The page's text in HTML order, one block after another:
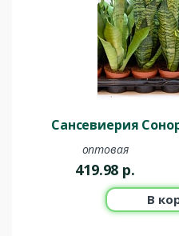
Сансевиерия
оптовая
419.98 р.
В